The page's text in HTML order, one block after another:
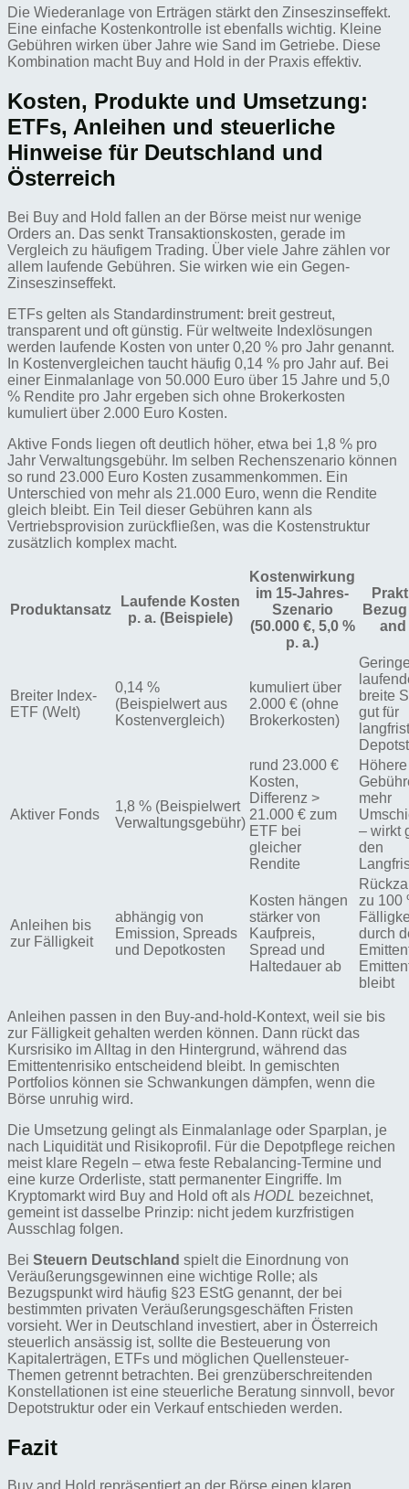
Die Wiederanlage von Erträgen stärkt den Zinseszinseffekt.
Eine einfache Kostenkontrolle ist ebenfalls wichtig. Kleine
Gebühren wirken über Jahre wie Sand im Getriebe. Diese
Kombination macht Buy and Hold in der Praxis effektiv.
Kosten, Produkte und Umsetzung:
ETFs, Anleihen und steuerliche
Hinweise für Deutschland und
Österreich
Bei Buy and Hold fallen an der Börse meist nur wenige
Orders an. Das senkt Transaktionskosten, gerade im
Vergleich zu häufigem Trading. Über viele Jahre zählen vor
allem laufende Gebühren. Sie wirken wie ein Gegen-
Zinseszinseffekt.
ETFs gelten als Standardinstrument: breit gestreut,
transparent und oft günstig. Für weltweite Indexlösungen
werden laufende Kosten von unter 0,20 % pro Jahr genannt.
In Kostenvergleichen taucht häufig 0,14 % pro Jahr auf. Bei
einer Einmalanlage von 50.000 Euro über 15 Jahre und 5,0
% Rendite pro Jahr ergeben sich ohne Brokerkosten
kumuliert über 2.000 Euro Kosten.
Aktive Fonds liegen oft deutlich höher, etwa bei 1,8 % pro
Jahr Verwaltungsgebühr. Im selben Rechenszenario können
so rund 23.000 Euro Kosten zusammenkommen. Ein
Unterschied von mehr als 21.000 Euro, wenn die Rendite
gleich bleibt. Ein Teil dieser Gebühren kann als
Vertriebsprovision zurückfließen, was die Kostenstruktur
zusätzlich komplex macht.
Produktansatz
Laufende Kosten
p. a. (Beispiele)
Kostenwirkung
im 15-Jahres-
Szenario
(50.000 €, 5,0 %
p. a.)
and
Breiter Index-
ETF (Welt)
0,14 %
(Beispielwert aus
Kostenvergleich)
kumuliert über
2.000 € (ohne
Brokerkosten)
breite
gut für
Aktiver Fonds
1,8 % (Beispielwert
Verwaltungsgebühr)
rund 23.000 €
Kosten,
Differenz >
21.000 € zum
ETF bei
gleicher
Rendite
Höhere
mehr
– wirkt
den
Anleihen bis
zur Fälligkeit
abhängig von
Emission, Spreads
und Depotkosten
Kosten hängen
stärker von
Kaufpreis,
Spread und
Haltedauer ab
zu 100
durch
bleibt
Anleihen passen in den Buy-and-hold-Kontext, weil sie bis
zur Fälligkeit gehalten werden können. Dann rückt das
Kursrisiko im Alltag in den Hintergrund, während das
Emittentenrisiko entscheidend bleibt. In gemischten
Portfolios können sie Schwankungen dämpfen, wenn die
Börse unruhig wird.
Die Umsetzung gelingt als Einmalanlage oder Sparplan, je
nach Liquidität und Risikoprofil. Für die Depotpflege reichen
meist klare Regeln – etwa feste Rebalancing-Termine und
eine kurze Orderliste, statt permanenter Eingriffe. Im
Kryptomarkt wird Buy and Hold oft als HODL bezeichnet,
gemeint ist dasselbe Prinzip: nicht jedem kurzfristigen
Ausschlag folgen.
Bei Steuern Deutschland spielt die Einordnung von
Veräußerungsgewinnen eine wichtige Rolle; als
Bezugspunkt wird häufig §23 EStG genannt, der bei
bestimmten privaten Veräußerungsgeschäften Fristen
vorsieht. Wer in Deutschland investiert, aber in Österreich
steuerlich ansässig ist, sollte die Besteuerung von
Kapitalerträgen, ETFs und möglichen Quellensteuer-
Themen getrennt betrachten. Bei grenzüberschreitenden
Konstellationen ist eine steuerliche Beratung sinnvoll, bevor
Depotstruktur oder ein Verkauf entschieden werden.
Fazit